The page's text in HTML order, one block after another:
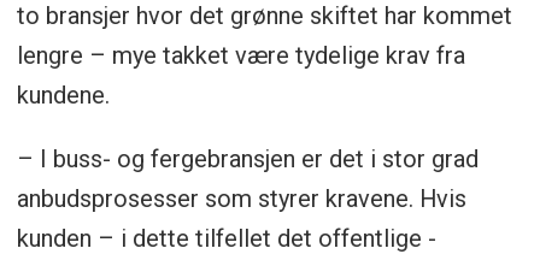
to bransjer hvor det grønne skiftet har kommet
lengre – mye takket være tydelige krav fra
kundene.
– I buss- og fergebransjen er det i stor grad
anbudsprosesser som styrer kravene. Hvis
kunden – i dette tilfellet det offentlige -